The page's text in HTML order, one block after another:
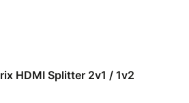
HDMI Splitter 2v1 / 1v2